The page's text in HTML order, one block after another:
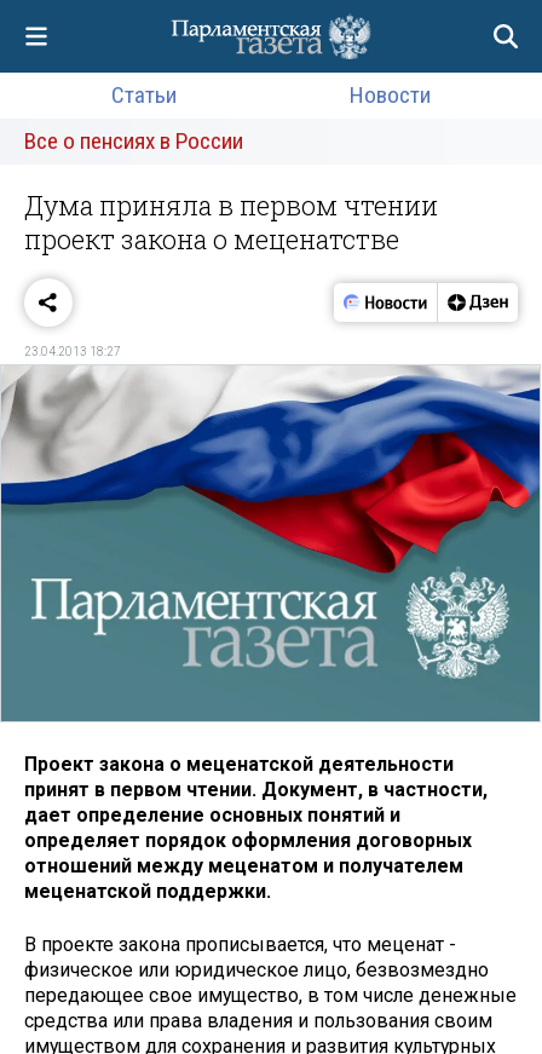
Статьи
Новости
Все о пенсиях в России
Дума приняла в первом чтении
проект закона о меценатстве
23.04.2013 18:27
Проект закона о меценатской деятельности
принят в первом чтении. Документ, в частности,
дает определение основных понятий и
определяет порядок оформления договорных
отношений между меценатом и получателем
меценатской поддержки.
В проекте закона прописывается, что меценат -
физическое или юридическое лицо, безвозмездно
передающее свое имущество, в том числе денежные
средства или права владения и пользования своим
имуществом для сохранения и развития культурных